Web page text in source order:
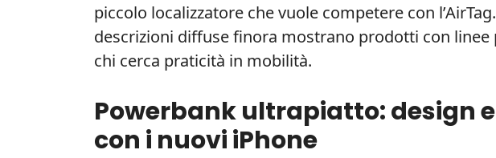
piccolo localizzatore che vuole competere con
descrizioni diffuse finora mostrano prodotti con linee
chi cerca praticità in mobilità.
Powerbank ultrapiatto: design
con i nuovi iPhone